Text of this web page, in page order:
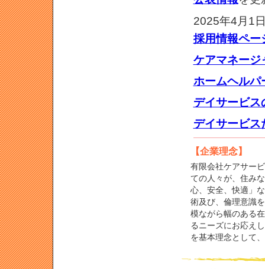
2025年4月1
採用情報ペー
ケアマネージ
ホームヘルパ
デイサービス
デイサービス
【企業理念】
有限会社ケアサー
ての人々が、住み
心、安全、快適」
術及び、倫理意識
模ながら幅のある
るニーズにお応え
を基本理念として